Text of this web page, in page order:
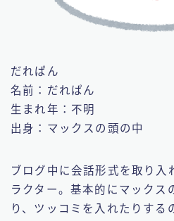
だれぱん
名前：だれぱん
生まれ年：不明
出身：マックスの頭の中
ブログ中に会話形式を取り入
ラクター。基本的にマックス
り、ツッコミを入れたりする